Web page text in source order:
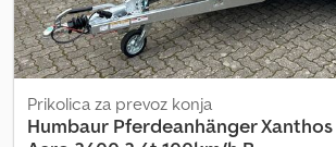
Prikolica za prevoz konja
Humbaur Pferdeanhänger Xanthos